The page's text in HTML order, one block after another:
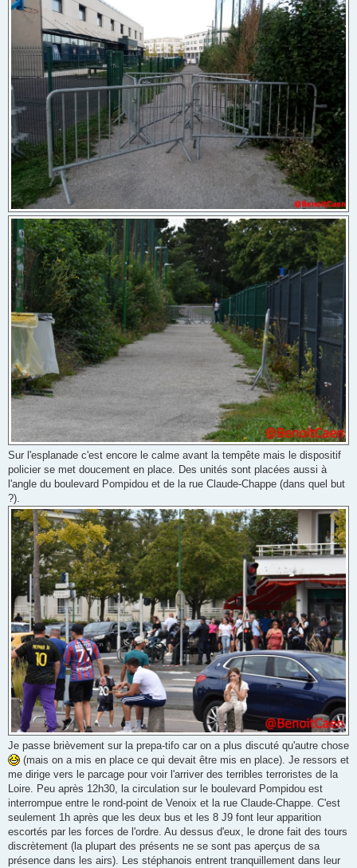
Sur l'esplanade c'est encore le calme avant la tempête mais le dispositif
policier se met doucement en place. Des unités sont placées aussi à
l'angle du boulevard Pompidou et de la rue Claude-Chappe (dans quel but
?).
Je passe brièvement sur la prepa-tifo car on a plus discuté qu'autre chose
(mais on a mis en place ce qui devait être mis en place). Je ressors et
me dirige vers le parcage pour voir l'arriver des terribles terroristes de la
Loire. Peu après 12h30, la circulation sur le boulevard Pompidou est
interrompue entre le rond-point de Venoix et la rue Claude-Chappe. C'est
seulement 1h après que les deux bus et les 8 J9 font leur apparition
escortés par les forces de l'ordre. Au dessus d'eux, le drone fait des tours
discrètement (la plupart des présents ne se sont pas aperçus de sa
présence dans les airs). Les stéphanois entrent tranquillement dans leur